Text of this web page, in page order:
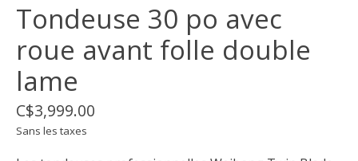
Tondeuse 30 po avec
roue avant folle double
lame
C$3,999.00
Sans les taxes